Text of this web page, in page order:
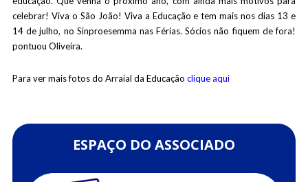
celebrar! Viva o São João! Viva a Educação e tem mais nos dias 13 e
14 de julho, no Sinproesemma nas Férias. Sócios não fiquem de fora!
pontuou Oliveira.
Para ver mais fotos do Arraial da Educação clique aqui
ESPAÇO DO ASSOCIADO